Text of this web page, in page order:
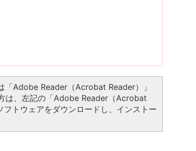
「Adobe Reader（Acrobat Reader）」
は、左記の「Adobe Reader（Acrobat
トウェアをダウンロードし、インストー